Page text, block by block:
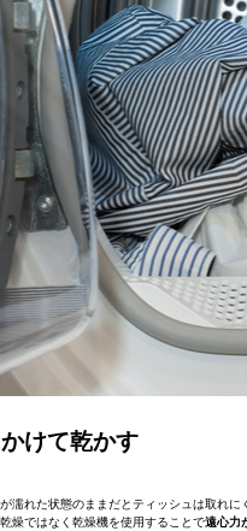
けて乾かす
濡れた状態のままだとティッシュは取れに
燥ではなく乾燥機を使用することで遠心力